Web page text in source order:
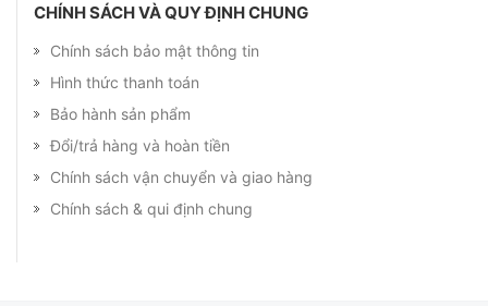
CHÍNH SÁCH VÀ QUY ĐỊNH CHUNG
Chính sách bảo mật thông tin
Hình thức thanh toán
Bảo hành sản phẩm
Đổi/trả hàng và hoàn tiền
Chính sách vận chuyển và giao hàng
Chính sách & qui định chung